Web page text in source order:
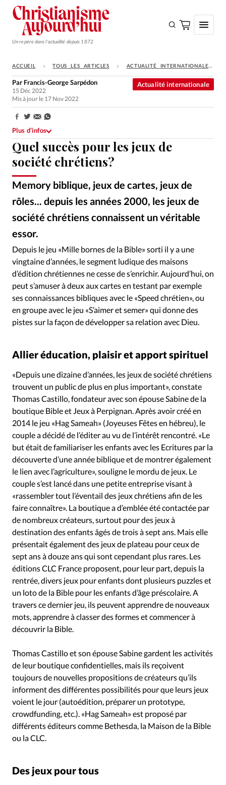
Un repère dans l'actualité depuis 1872
S'ABONNER
Monde
Opinions
Tous les articles
Faire un don
Emploi
Se connecter
Devise: CHF
RUBRIQUES
Tous les articles
Actualité chrétienne
Actualité internationale
Chronique
Culture
Eglises Foi Génération réveil
Monde
Opinions
Publireportage
Relations Aujourd'hui
Vécu
Vie Intérieure
ACCUEIL TOUS LES ARTICLES ACTUALITÉ INTERNATIONALE
Quel succès pour les jeux de
société chrétiens?
Memory biblique, jeux de cartes, jeux de
rôles... depuis les années 2000, les jeux de
société chrétiens connaissent un véritable
essor.
Actualité internationale
Par Francis-George Sarpédon
15 Déc 2022
Mis à jour le 17 Nov 2022
Partager:
Plus d’infos
Depuis le jeu «Mille bornes de la Bible» sorti il y a une
vingtaine d’années, le segment ludique des maisons
d’édition chrétiennes ne cesse de s’enrichir. Aujourd’hui, on
peut s’amuser à deux aux cartes en testant par exemple
ses connaissances bibliques avec le «Speed chrétien», ou
en groupe avec le jeu «S’aimer et semer» qui donne des
pistes sur la façon de développer sa relation avec Dieu.
Allier éducation, plaisir et apport spirituel
«Depuis une dizaine d’années, les jeux de société chrétiens
trouvent un public de plus en plus important», constate
Thomas Castillo, fondateur avec son épouse Sabine de la
boutique Bible et Jeux à Perpignan. Après avoir créé en
2014 le jeu «Hag Sameah» (Joyeuses Fêtes en hébreu), le
couple a décidé de l’éditer au vu de l’intérêt rencontré. «Le
but était de familiariser les enfants avec les Ecritures par la
découverte d’une année biblique et de montrer également
le lien avec l’agriculture», souligne le mordu de jeux. Le
couple s’est lancé dans une petite entreprise visant à
«rassembler tout l’éventail des jeux chrétiens afin de les
faire connaître». La boutique a d’emblée été contactée par
de nombreux créateurs, surtout pour des jeux à
destination des enfants âgés de trois à sept ans. Mais elle
présentait également des jeux de plateau pour ceux de
sept ans à douze ans qui sont cependant plus rares. Les
éditions CLC France proposent, pour leur part, depuis la
rentrée, divers jeux pour enfants dont plusieurs puzzles et
un loto de la Bible pour les enfants d’âge préscolaire. A
travers ce dernier jeu, ils peuvent apprendre de nouveaux
mots, apprendre à classer des formes et commencer à
découvrir la Bible.
Thomas Castillo et son épouse Sabine gardent les activités
de leur boutique confidentielles, mais ils reçoivent
toujours de nouvelles propositions de créateurs qu’ils
informent des différentes possibilités pour que leurs jeux
voient le jour (autoédition, préparer un prototype,
crowdfunding, etc.). «Hag Sameah» est proposé par
différents éditeurs comme Bethesda, la Maison de la Bible
ou la CLC.
Des jeux pour tous